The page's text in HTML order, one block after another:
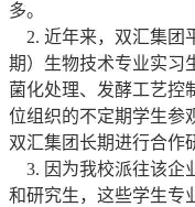
多。
2. 近年来，双汇集团
期）生物技术专业实习
菌化处理、发酵工艺控
位组织的不定期学生参
双汇集团长期进行合作
3. 因为我校派往该企
和研究生，这些学生专